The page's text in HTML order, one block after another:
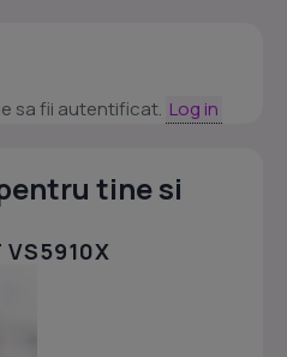
sa fii autentificat. Log in
tine si
VS5910X